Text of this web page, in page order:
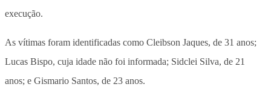
execução.
As vítimas foram identificadas como Cleibson Jaques, de 31 anos;
Lucas Bispo, cuja idade não foi informada; Sidclei Silva, de 21
anos; e Gismario Santos, de 23 anos.